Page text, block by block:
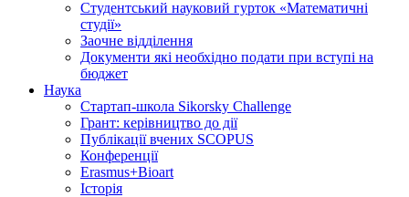
Студентський науковий гурток «Математичні
студії»
Заочне відділення
Документи які необхідно подати при вступі на
бюджет
Наука
Стартап-школа Sikorsky Challenge
Грант: керівництво до дії
Публікації вчених SCOPUS
Конференції
Erasmus+Bioart
Історія